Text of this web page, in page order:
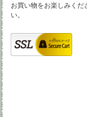
お買い物をお楽しみくだ
い。